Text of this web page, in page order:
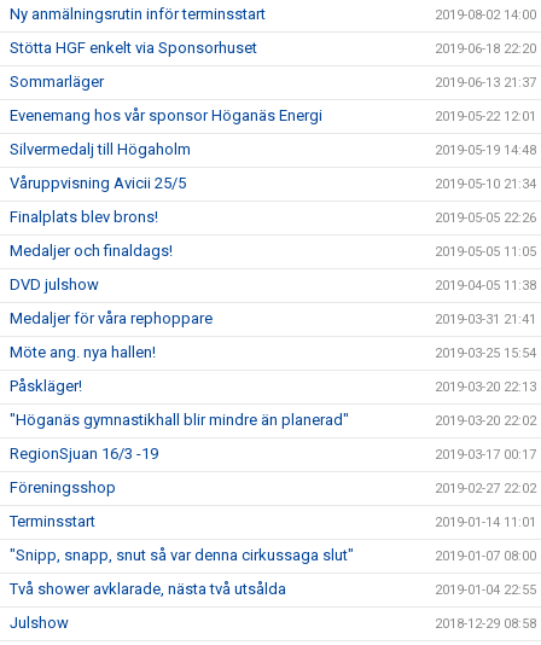
Ny anmälningsrutin inför terminsstart 2019-08-02 14:00
Stötta HGF enkelt via Sponsorhuset 2019-06-18 22:20
Sommarläger 2019-06-13 21:37
Evenemang hos vår sponsor Höganäs Energi 2019-05-22 12:01
Silvermedalj till Högaholm 2019-05-19 14:48
Våruppvisning Avicii 25/5 2019-05-10 21:34
Finalplats blev brons! 2019-05-05 22:26
Medaljer och finaldags! 2019-05-05 11:05
DVD julshow 2019-04-05 11:38
Medaljer för våra rephoppare 2019-03-31 21:41
Möte ang. nya hallen! 2019-03-25 15:54
Påskläger! 2019-03-20 22:13
"Höganäs gymnastikhall blir mindre än planerad" 2019-03-20 22:02
RegionSjuan 16/3 -19 2019-03-17 00:17
Föreningsshop 2019-02-27 22:02
Terminsstart 2019-01-14 11:01
"Snipp, snapp, snut så var denna cirkussaga slut" 2019-01-07 08:00
Två shower avklarade, nästa två utsålda 2019-01-04 22:55
Julshow 2018-12-29 08:58